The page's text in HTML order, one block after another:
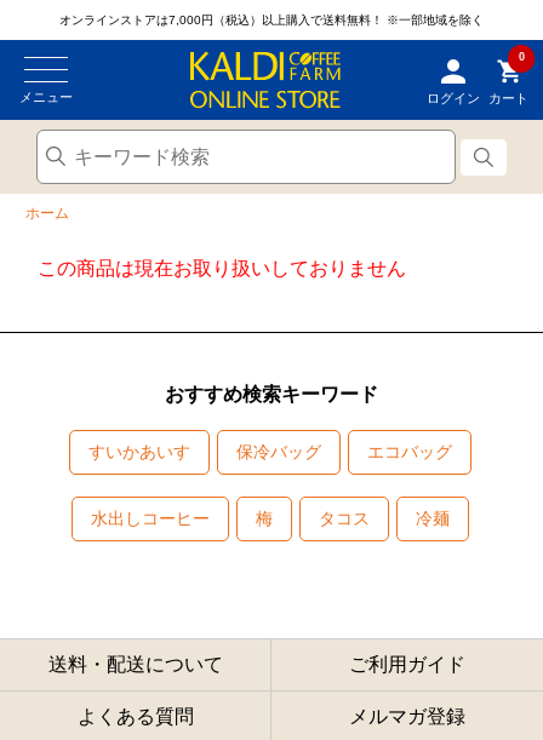
オンラインストアは7,000円（税込）以上購入で送料無料！ ※一部地域を除く
メニュー ログイン
0
カート
ホーム
この商品は現在お取り扱いしておりません
おすすめ検索キーワード
すいかあいす 保冷バッグ エコバッグ
水出しコーヒー 梅 タコス 冷麺
送料・配送について ご利用ガイド
よくある質問 メルマガ登録